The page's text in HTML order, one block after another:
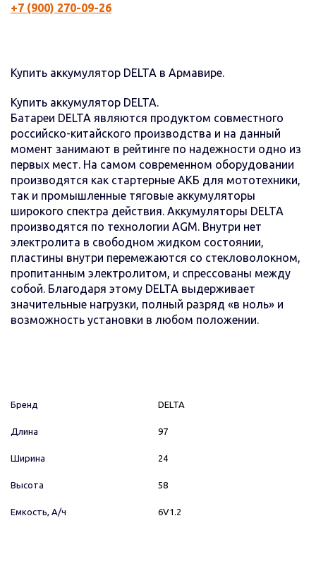
+7 (900) 270-09-26
Купить аккумулятор DELTA в Армавире.
Купить аккумулятор DELTA.
Батареи DELTA являются продуктом совместного
российско-китайского производства и на данный
момент занимают в рейтинге по надежности одно из
первых мест. На самом современном оборудовании
производятся как стартерные АКБ для мототехники,
так и промышленные тяговые аккумуляторы
широкого спектра действия. Аккумуляторы DELTA
производятся по технологии AGM. Внутри нет
электролита в свободном жидком состоянии,
пластины внутри перемежаются со стекловолокном,
пропитанным электролитом, и спрессованы между
собой. Благодаря этому DELTA выдерживает
значительные нагрузки, полный разряд «в ноль» и
возможность установки в любом положении.
Бренд DELTA
Длина 97
Ширина 24
Высота 58
Емкость, А/ч 6V1.2